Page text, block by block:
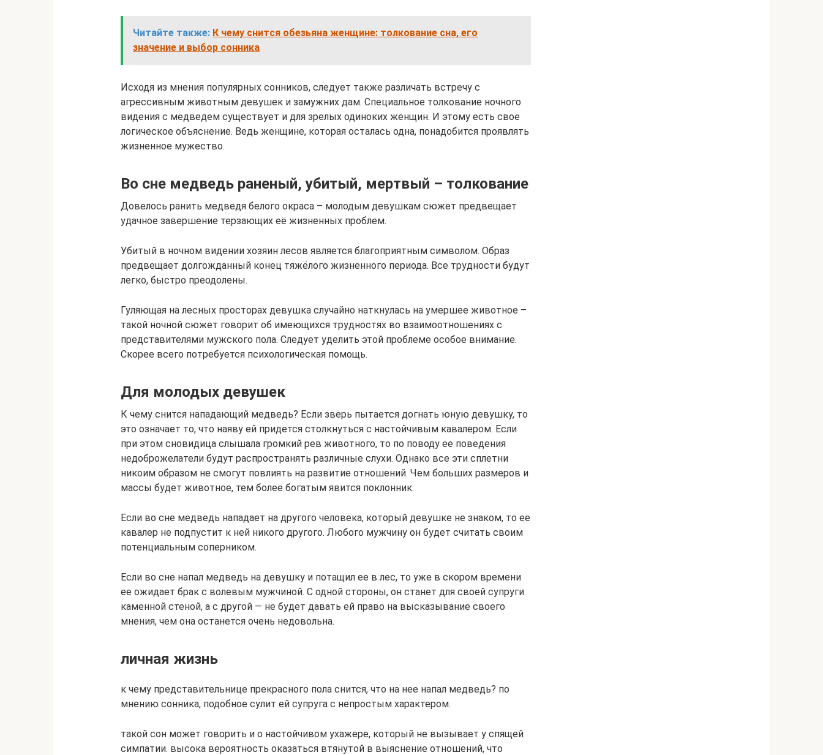
Читайте также: К чему снится обезьяна женщине: толкование сна, его
значение и выбор сонника
Исходя из мнения популярных сонников, следует также различать встречу с
агрессивным животным девушек и замужних дам. Специальное толкование ночного
видения с медведем существует и для зрелых одиноких женщин. И этому есть свое
логическое объяснение. Ведь женщине, которая осталась одна, понадобится проявлять
жизненное мужество.
Во сне медведь раненый, убитый, мертвый – толкование
Довелось ранить медведя белого окраса – молодым девушкам сюжет предвещает
удачное завершение терзающих её жизненных проблем.
Убитый в ночном видении хозяин лесов является благоприятным символом. Образ
предвещает долгожданный конец тяжёлого жизненного периода. Все трудности будут
легко, быстро преодолены.
Гуляющая на лесных просторах девушка случайно наткнулась на умершее животное –
такой ночной сюжет говорит об имеющихся трудностях во взаимоотношениях с
представителями мужского пола. Следует уделить этой проблеме особое внимание.
Скорее всего потребуется психологическая помощь.
Для молодых девушек
К чему снится нападающий медведь? Если зверь пытается догнать юную девушку, то
это означает то, что наяву ей придется столкнуться с настойчивым кавалером. Если
при этом сновидица слышала громкий рев животного, то по поводу ее поведения
недоброжелатели будут распространять различные слухи. Однако все эти сплетни
никоим образом не смогут повлиять на развитие отношений. Чем больших размеров и
массы будет животное, тем более богатым явится поклонник.
Если во сне медведь нападает на другого человека, который девушке не знаком, то ее
кавалер не подпустит к ней никого другого. Любого мужчину он будет считать своим
потенциальным соперником.
Если во сне напал медведь на девушку и потащил ее в лес, то уже в скором времени
ее ожидает брак с волевым мужчиной. С одной стороны, он станет для своей супруги
каменной стеной, а с другой — не будет давать ей право на высказывание своего
мнения, чем она останется очень недовольна.
личная жизнь
к чему представительнице прекрасного пола снится, что на нее напал медведь? по
мнению сонника, подобное сулит ей супруга с непростым характером.
такой сон может говорить и о настойчивом ухажере, который не вызывает у спящей
симпатии. высока вероятность оказаться втянутой в выяснение отношений, что